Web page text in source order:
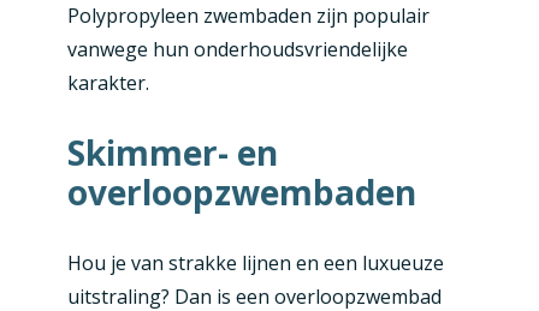
Polypropyleen zwembaden zijn populair
vanwege hun onderhoudsvriendelijke
karakter.
Skimmer- en
overloopzwembaden
Hou je van strakke lijnen en een luxueuze
uitstraling? Dan is een overloopzwembad